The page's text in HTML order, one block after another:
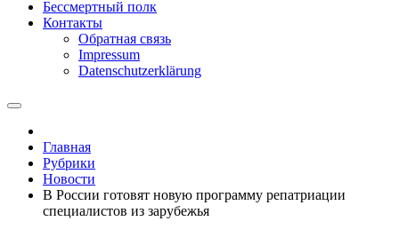
Бессмертный полк
Контакты
Обратная связь
Impressum
Datenschutzerklärung
Главная
Рубрики
Новости
В России готовят новую программу репатриации
специалистов из зарубежья